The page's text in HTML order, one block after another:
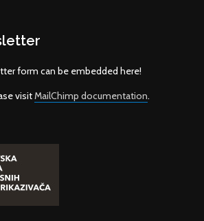
form can be embedded here!
visitMailChimp documentation.